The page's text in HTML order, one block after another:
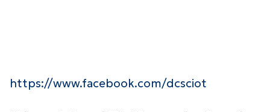
https://www.facebook.com/dcsciot